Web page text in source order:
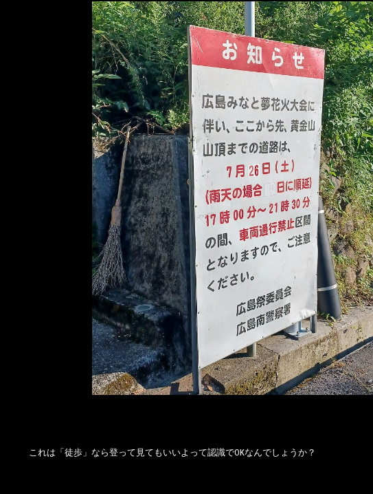
これは「徒歩」なら登って見てもいいよって認識でOKなんでしょうか？